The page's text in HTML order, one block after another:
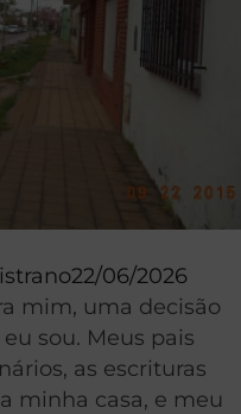
22/06/2026
mim, uma decisão
sou. Meus pais
as escrituras
minha casa, e meu